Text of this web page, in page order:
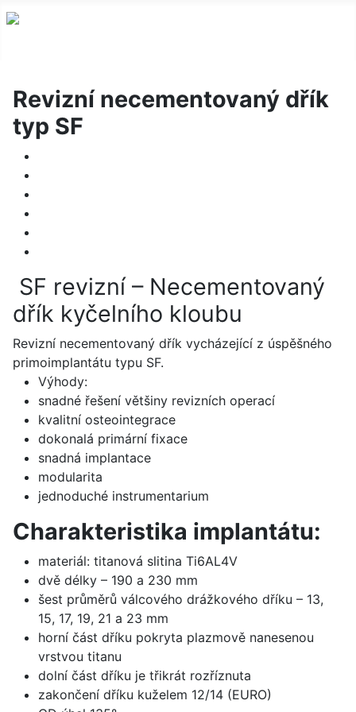
Revizní necementovaný dřík
typ SF
SF revizní – Necementovaný
dřík kyčelního kloubu
Revizní necementovaný dřík vycházející z úspěšného
primoimplantátu typu SF.
Výhody:
snadné řešení většiny revizních operací
kvalitní osteointegrace
dokonalá primární fixace
snadná implantace
modularita
jednoduché instrumentarium
Charakteristika implantátu:
materiál: titanová slitina Ti6AL4V
dvě délky – 190 a 230 mm
šest průměrů válcového drážkového dříku – 13,
15, 17, 19, 21 a 23 mm
horní část dříku pokryta plazmově nanesenou
vrstvou titanu
dolní část dříku je třikrát rozříznuta
zakončení dříku kuželem 12/14 (EURO)